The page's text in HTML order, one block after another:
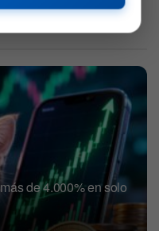
de 4.000% en solo